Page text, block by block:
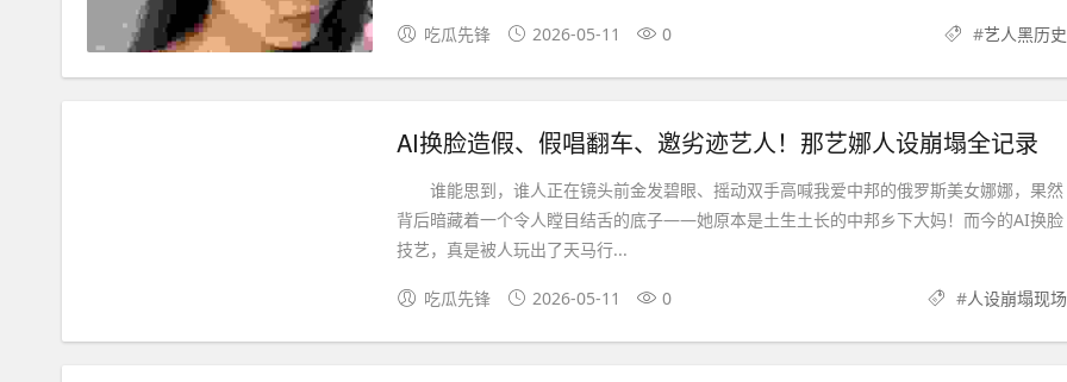
吃瓜先锋 2026-05-11 0 #艺人黑历史
AI换脸造假、假唱翻车、邀劣迹艺人！那艺娜人设崩塌全记录
谁能思到，谁人正在镜头前金发碧眼、摇动双手高喊我爱中邦的俄罗斯美女娜娜，果然
背后暗藏着一个令人瞠目结舌的底子——她原本是土生土长的中邦乡下大妈！而今的AI换脸
技艺，真是被人玩出了天马行...
吃瓜先锋 2026-05-11 0 #人设崩塌现场